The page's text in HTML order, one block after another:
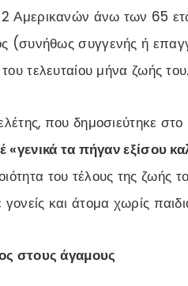
Αμερικανών άνω των 65
συγγενής ή
τελευταίου μήνα ζωής του.
που δημοσιεύτηκε
«γενικά τα πήγαν εξίσου
του τέλους της ζωής
και άτομα χωρίς
στους άγαμους